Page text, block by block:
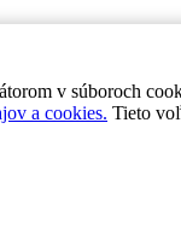
v súboroch
a cookies. Tieto